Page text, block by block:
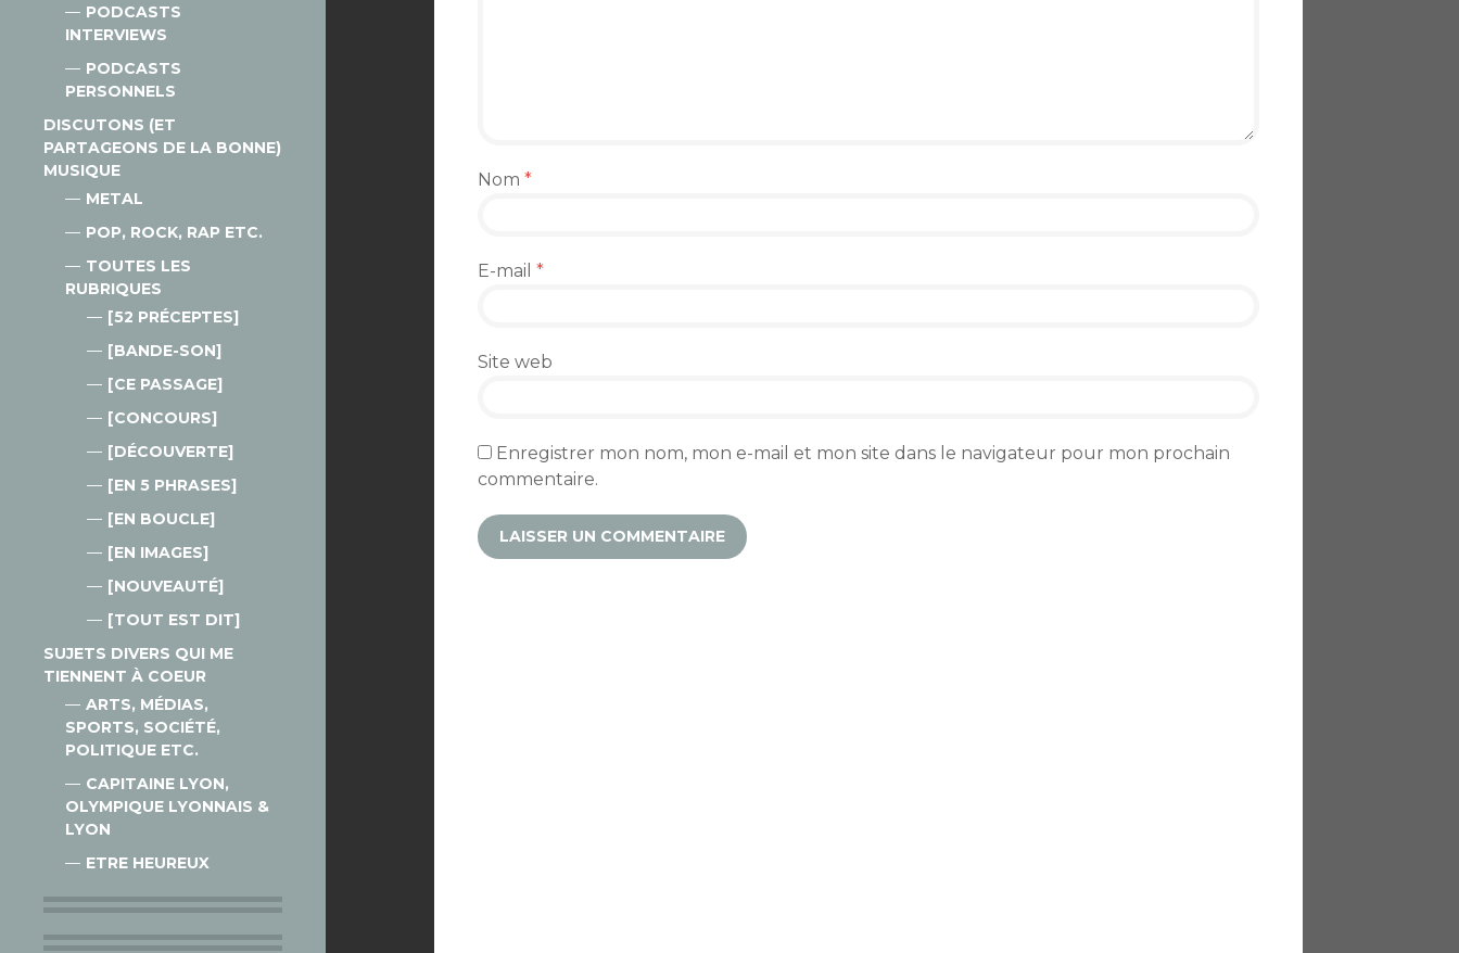
PODCASTS
INTERVIEWS
PODCASTS
PERSONNELS
DISCUTONS (ET
PARTAGEONS DE LA BONNE)
MUSIQUE
METAL
POP, ROCK, RAP ETC.
TOUTES LES
RUBRIQUES
[52 PRÉCEPTES]
[BANDE-SON]
[CE PASSAGE]
[CONCOURS]
[DÉCOUVERTE]
[EN 5 PHRASES]
[EN BOUCLE]
[EN IMAGES]
[NOUVEAUTÉ]
[TOUT EST DIT]
SUJETS DIVERS QUI ME
TIENNENT À COEUR
ARTS, MÉDIAS,
SPORTS, SOCIÉTÉ,
POLITIQUE ETC.
CAPITAINE LYON,
OLYMPIQUE LYONNAIS &
LYON
ETRE HEUREUX
Nom *
E-mail *
Site web
Enregistrer mon nom, mon e-mail et mon site dans le navigateur pour mon prochain
commentaire.